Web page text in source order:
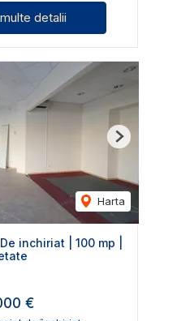
detalii
Harta
Next
inchiriat | 100 mp |
€